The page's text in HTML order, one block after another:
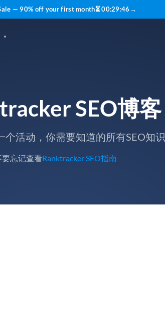
— 90% off your first month⏳00:29:45 →
SEO博客
个活动，你需要知道的所有SEO知识
要忘记查看Ranktracker SEO指南